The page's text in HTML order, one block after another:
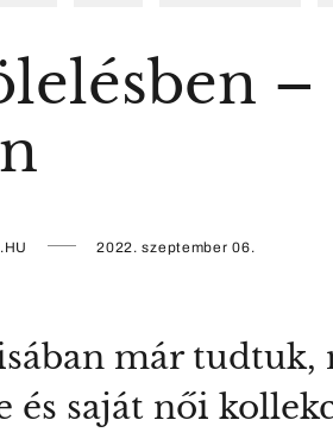
2022. szeptember 06.
már
és saját női